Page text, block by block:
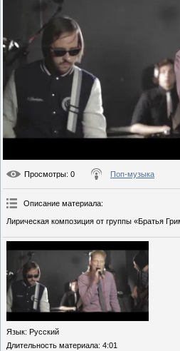
Просмотры: 0 Поп-музыка
Описание материала:
Лирическая композиция от группы «Братья
Язык: Русский
Длительность материала: 4:01